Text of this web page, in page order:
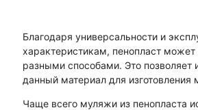
Благодаря универсальности и
характеристикам, пенопласт может
разными способами. Это позволяет
данный материал для изготовления
Чаще всего муляжи из пенопласта